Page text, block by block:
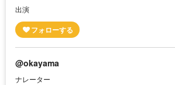
出演
@okayama
ナレーター